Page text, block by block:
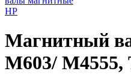
HP
Магнитный
M603/ M4555,